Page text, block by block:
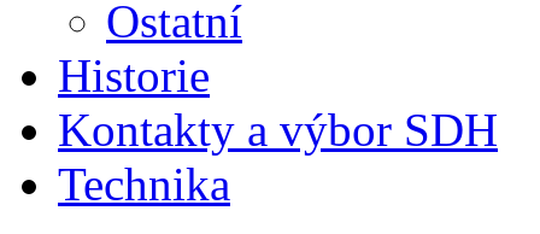
Ostatní
Historie
Kontakty a výbor SDH
Technika